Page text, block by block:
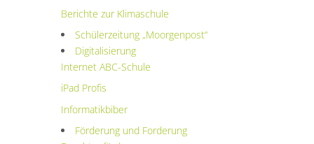
Berichte zur Klimaschule
Schülerzeitung „Moorgenpost“
Digitalisierung
Internet ABC-Schule
iPad Profis
Informatikbiber
Förderung und Forderung